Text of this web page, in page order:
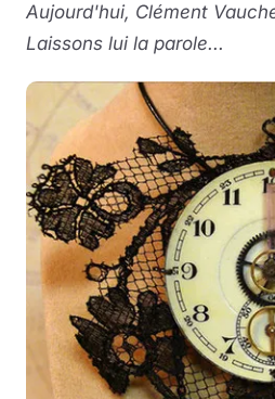
Aujourd'hui, Clément
Laissons lui la parole...